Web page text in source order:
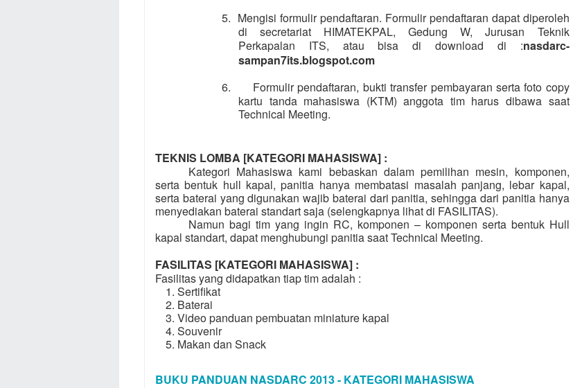
5. Mengisi formulir pendaftaran. Formulir pendaftaran dapat diperoleh
di secretariat HIMATEKPAL, Gedung W, Jurusan Teknik
Perkapalan ITS, atau bisa di download di :nasdarc-
sampan7its.blogspot.com
6.
Formulir pendaftaran, bukti transfer pembayaran serta foto copy
kartu tanda mahasiswa (KTM) anggota tim harus dibawa saat
Technical Meeting.
TEKNIS LOMBA [KATEGORI MAHASISWA] :
Kategori Mahasiswa kami bebaskan dalam pemilihan mesin, komponen,
serta bentuk hull kapal, panitia hanya membatasi masalah panjang, lebar kapal,
serta baterai yang digunakan wajib baterai dari panitia, sehingga dari panitia hanya
menyediakan baterai standart saja (selengkapnya lihat di FASILITAS).
Namun bagi tim yang ingin RC, komponen – komponen serta bentuk Hull
kapal standart, dapat menghubungi panitia saat Technical Meeting.
FASILITAS [KATEGORI MAHASISWA] :
Fasilitas yang didapatkan tiap tim adalah :
Sertifikat
Baterai
Video panduan pembuatan miniature kapal
Souvenir
Makan dan Snack
BUKU PANDUAN NASDARC 2013 - KATEGORI MAHASISWA